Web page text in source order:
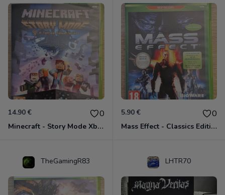
14.90 € 0
Minecraft - Story Mode Xbox 360
5.90 € 0
Mass Effect - Classics Edition Xbox 360
TheGamingR83 LHTR70